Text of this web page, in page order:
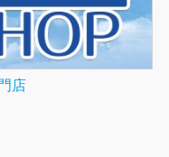
店